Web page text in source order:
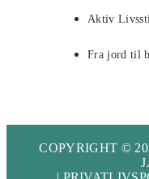
Aktiv
Fra jord til
COPYRIGHT ©